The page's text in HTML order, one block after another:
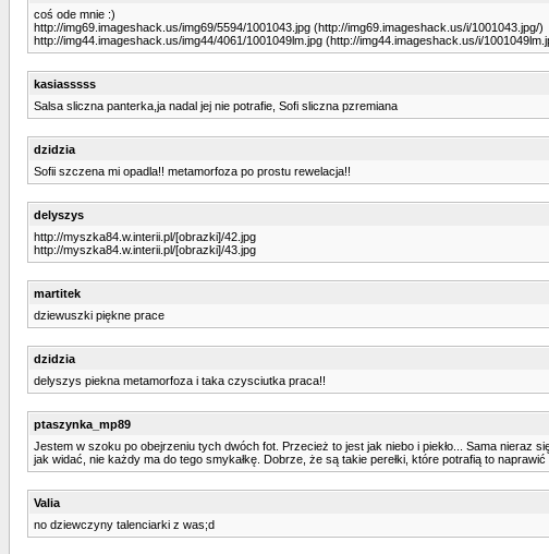
coś ode mnie :)
http://img69.imageshack.us/img69/5594/1001043.jpg (http://img69.imageshack.us/i/1001043.jpg/)
http://img44.imageshack.us/img44/4061/1001049lm.jpg (http://img44.imageshack.us/i/
kasiasssss
Salsa sliczna panterka,ja nadal jej nie potrafie, Sofi sliczna pzremiana
dzidzia
Sofii szczena mi opadla!! metamorfoza po prostu rewelacja!!
delyszys
http://myszka84.w.interii.pl/[obrazki]/42.jpg
http://myszka84.w.interii.pl/[obrazki]/43.jpg
martitek
dziewuszki piękne prace
dzidzia
delyszys piekna metamorfoza i taka czysciutka praca!!
ptaszynka_mp89
Jestem w szoku po obejrzeniu tych dwóch fot. Przecież to jest jak niebo i piekło... Sama nieraz
jak widać, nie każdy ma do tego smykałkę. Dobrze, że są takie perełki, które potrafią to
Valia
no dziewczyny talenciarki z was;d